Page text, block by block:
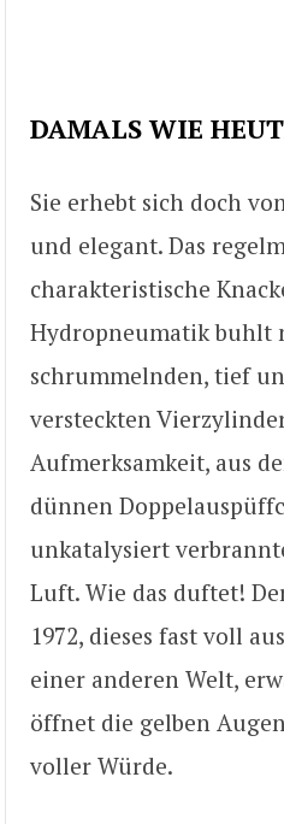
DAMALS WIE
Sie erhebt sich doch
und elegant. Das
charakteristische
Hydropneumatik buhlt
schrummelnden, tief
versteckten
Aufmerksamkeit, aus
dünnen
unkatalysiert
Luft. Wie das duftet!
1972, dieses fast voll
einer anderen Welt,
öffnet die gelben
voller Würde.